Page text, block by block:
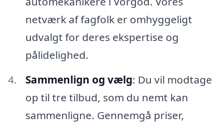
netværk af fagfolk er omhyggeligt
udvalgt for deres ekspertise og
pålidelighed.
Sammenlign og vælg: Du vil modtage
op til tre tilbud, som du nemt kan
sammenligne. Gennemgå priser,